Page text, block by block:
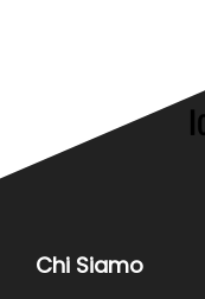
Chi Siamo